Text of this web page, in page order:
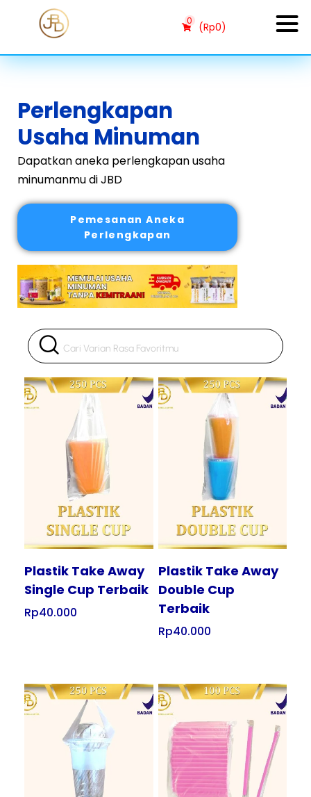
0 (Rp0)
Perlengkapan
Usaha Minuman
Dapatkan aneka perlengkapan usaha
minumanmu di JBD
Pemesanan Aneka
Perlengkapan
Plastik Take Away
Single Cup Terbaik
Rp40.000
Plastik Take Away
Double Cup
Terbaik
Rp40.000
Tampilkan